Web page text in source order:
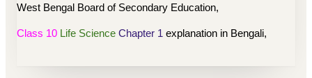
West Bengal Board of Secondary Education,
Class 10 Life Science Chapter 1 explanation in Bengali,